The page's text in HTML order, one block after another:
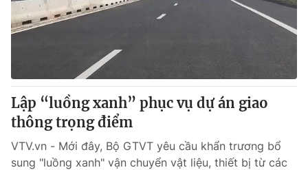
Lập “luồng xanh” phục vụ dự án giao
thông trọng điểm
VTV.vn - Mới đây, Bộ GTVT yêu cầu khẩn trương bổ
sung "luồng xanh" vận chuyển vật liệu, thiết bị từ các